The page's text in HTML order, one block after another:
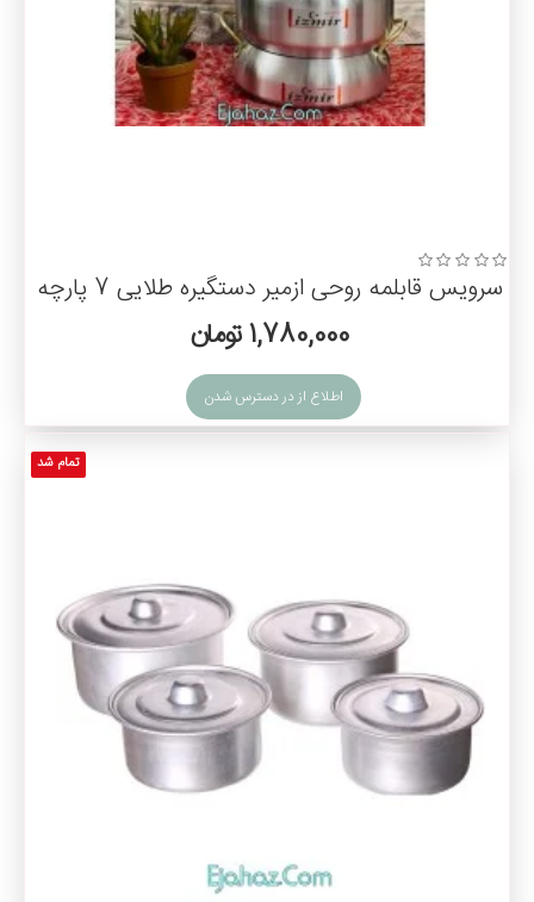
سرویس قابلمه روحی ازمیر دستگیره طلایی 7 پارچه
1,780,000 تومان
اطلاع از در دسترس شدن
تمام شد